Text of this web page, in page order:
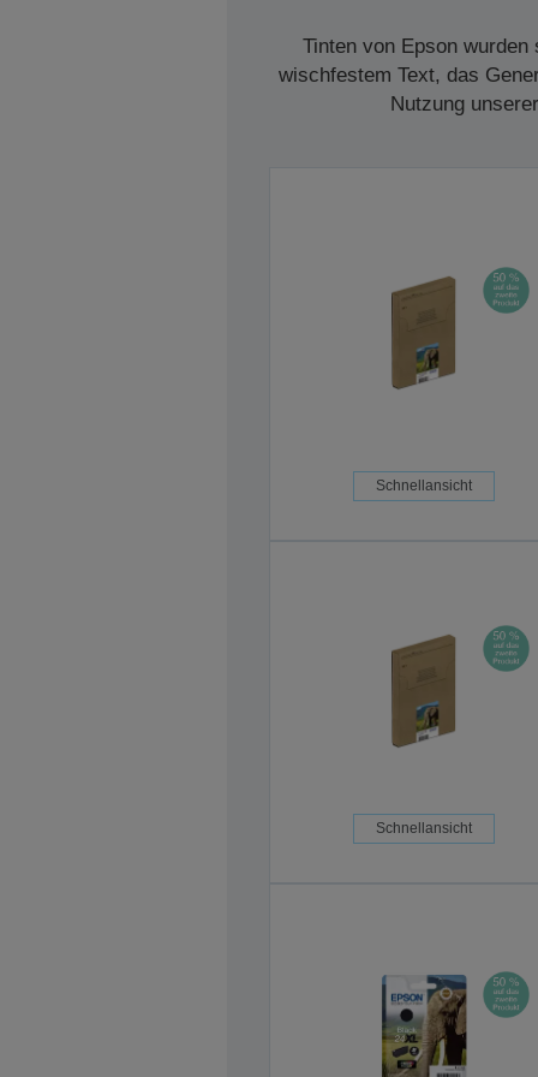
Tinten von Epson
wischfestem Text, das
Nutzung
Schnellansicht
Schnellansicht